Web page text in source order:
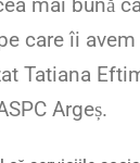
mai bună
care îi
Tatiana
Argeș.